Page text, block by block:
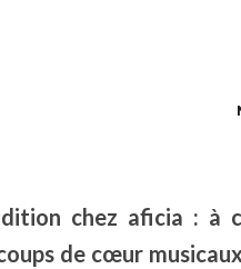
: sa Playlist
chez aficia : à
de cœur